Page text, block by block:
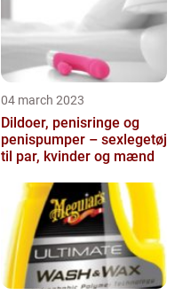
04 march 2023
Dildoer, penisringe og
penispumper – sexlegetøj
til par, kvinder og mænd